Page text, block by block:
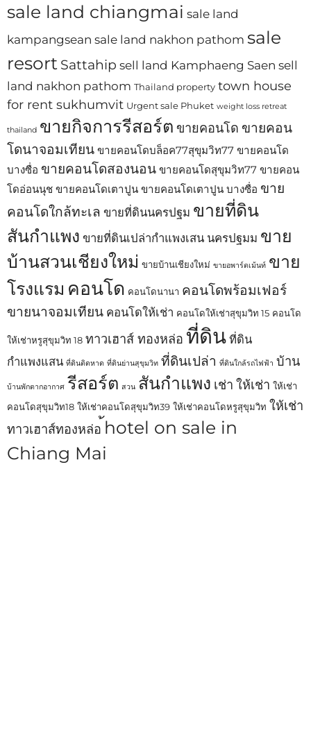
sale land chiangmai sale land
kampangsean sale land nakhon pathom sale
resort Sattahip sell land Kamphaeng Saen sell
land nakhon pathom Thailand property town house
for rent sukhumvit Urgent sale Phuket weight loss retreat
thailand ขายกิจการรีสอร์ต ขายคอนโด ขายคอน
โดนาจอมเทียน ขายคอนโดบล็อค77สุขุมวิท77 ขายคอนโด
บางซื่อ ขายคอนโดสองนอน ขายคอนโดสุขุมวิท77 ขายคอน
โดอ่อนนุช ขายคอนโดเตาปูน ขายคอนโดเตาปูน บางซื่อ ขาย
คอนโดใกล้ทะเล ขายที่ดินนครปฐม ขายที่ดิน
สันกำแพง ขายที่ดินเปล่ากำแพงเสน นครปฐมม ขาย
บ้านสวนเชียงใหม่ ขายบ้านเชียงใหม่ ขายอพาร์ตเม้นท์ ขาย
โรงแรม คอนโด คอนโดนานา คอนโดพร้อมเฟอร์
ขายนาจอมเทียน คอนโดให้เช่า คอนโดให้เช่าสุขุมวิท 15 คอนโด
ให้เช่าหรูสุขุมวิท 18 ทาวเฮาส์ ทองหล่อ ที่ดิน ที่ดิน
กำแพงแสน ที่ดินติดหาด ที่ดินย่านสุขุมวิท ที่ดินเปล่า ที่ดินใกล้รถไฟฟ้า บ้าน
บ้านพักตากอากาศ รีสอร์ต สวน สันกำแพง เช่า ให้เช่า ให้เช่า
คอนโดสุขุมวิท18 ให้เช่าคอนโดสุขุมวิท39 ให้เช่าคอนโดหรูสุขุมวิท ให้เช่า
ทาวเฮาส์ทองหล่อ ้hotel on sale in
Chiang Mai